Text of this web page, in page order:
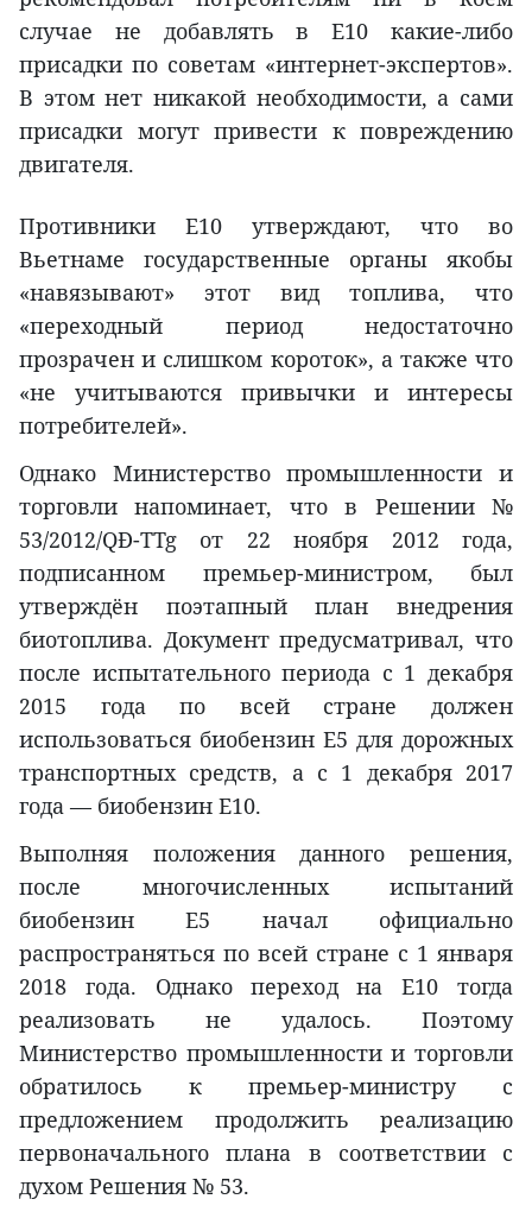
случае не добавлять в E10 какие-либо
присадки по советам «интернет-экспертов».
В этом нет никакой необходимости, а сами
присадки могут привести к повреждению
двигателя.
Противники E10 утверждают, что во
Вьетнаме государственные органы якобы
«навязывают» этот вид топлива, что
«переходный период недостаточно
прозрачен и слишком короток», а также что
«не учитываются привычки и интересы
потребителей».
Однако Министерство промышленности и
торговли напоминает, что в Решении №
53/2012/QĐ-TTg от 22 ноября 2012 года,
подписанном премьер-министром, был
утверждён поэтапный план внедрения
биотоплива. Документ предусматривал, что
после испытательного периода с 1 декабря
2015 года по всей стране должен
использоваться биобензин E5 для дорожных
транспортных средств, а с 1 декабря 2017
года — биобензин E10.
Выполняя положения данного решения,
после многочисленных испытаний
биобензин E5 начал официально
распространяться по всей стране с 1 января
2018 года. Однако переход на E10 тогда
реализовать не удалось. Поэтому
Министерство промышленности и торговли
обратилось к премьер-министру с
предложением продолжить реализацию
первоначального плана в соответствии с
духом Решения № 53.